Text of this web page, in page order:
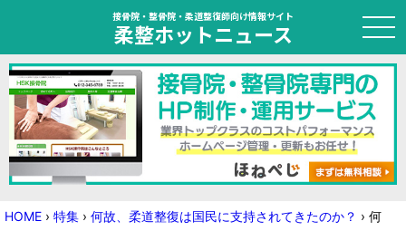
接骨院・整骨院・柔道整復師向け情報サイト
柔整ホットニュース
HOME
トピック
ニュース
HOME › 特集 › 何故、柔道整復は国民に支持されてきたのか？ › 何